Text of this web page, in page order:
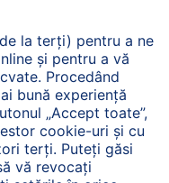
serviciilor noastre
Contact